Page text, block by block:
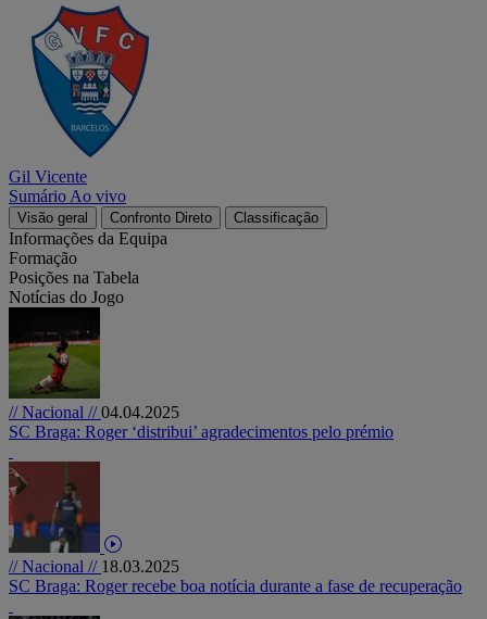
Gil Vicente
Sumário Ao vivo
Visão geral Confronto Direto Classificação
Informações da Equipa
Formação
Posições na Tabela
Notícias do Jogo
// Nacional //04.04.2025
SC Braga: Roger ‘distribui’ agradecimentos pelo prémio
// Nacional // 18.03.2025
SC Braga: Roger recebe boa notícia durante a fase de recuperação